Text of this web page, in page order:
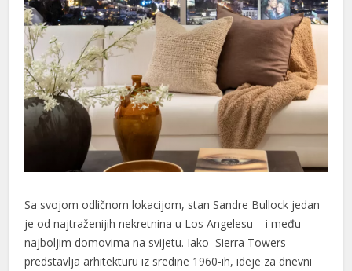
Sa svojom odličnom lokacijom, stan Sandre Bullock jedan
je od najtraženijih nekretnina u Los Angelesu – i među
najboljim domovima na svijetu. Iako Sierra Towers
predstavlja arhitekturu iz sredine 1960-ih, ideje za dnevni